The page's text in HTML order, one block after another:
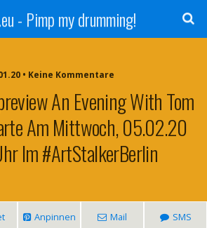
- Pimp my drumming!
• Keine Kommentare
An Evening With Tom
Am Mittwoch, 05.02.20
Im #ArtStalkerBerlin
Anpinnen Mail SMS